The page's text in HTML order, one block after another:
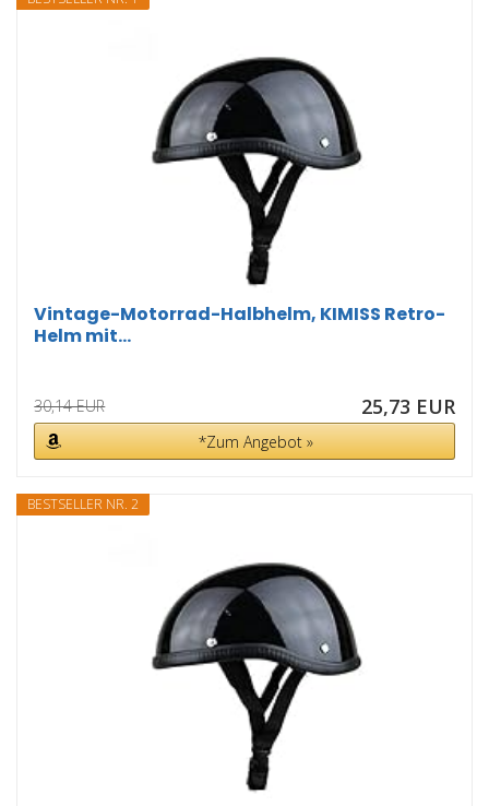
Vintage-Motorrad-Halbhelm, KIMISS Retro-
Helm mit...
30,14 EUR 25,73 EUR
*Zum Angebot »
BESTSELLER NR. 2